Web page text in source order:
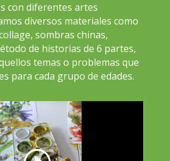
con diferentes artes
diversos materiales como
sombras chinas,
de historias de 6 partes,
temas o problemas que
para cada grupo de edades.